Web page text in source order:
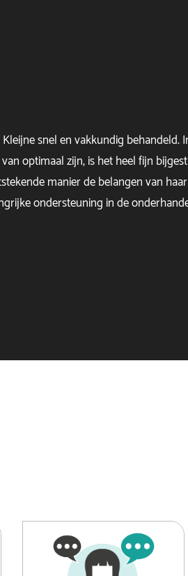
snel en vakkundig behandeld.
optimaal zijn, is het heel fijn
manier de belangen van
ondersteuning in de